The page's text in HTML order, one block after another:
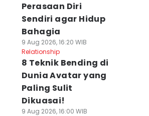
Perasaan Diri
Sendiri agar Hidup
Bahagia
9 Aug 2026, 16:20 WIB
Relationship
8 Teknik Bending di
Dunia Avatar yang
Paling Sulit
Dikuasai!
9 Aug 2026, 16:00 WIB